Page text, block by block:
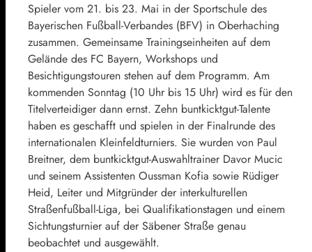
Spieler vom 21. bis 23. Mai in der Sportschule des
Bayerischen Fußball-Verbandes (BFV) in Oberhaching
zusammen. Gemeinsame Trainingseinheiten auf dem
Gelände des FC Bayern, Workshops und
Besichtigungstouren stehen auf dem Programm. Am
kommenden Sonntag (10 Uhr bis 15 Uhr) wird es für den
Titelverteidiger dann ernst. Zehn buntkicktgut-Talente
haben es geschafft und spielen in der Finalrunde des
internationalen Kleinfeldturniers. Sie wurden von Paul
Breitner, dem buntkicktgut-Auswahltrainer Davor Mucic
und seinem Assistenten Oussman Kofia sowie Rüdiger
Heid, Leiter und Mitgründer der interkulturellen
Straßenfußball-Liga, bei Qualifikationstagen und einem
Sichtungsturnier auf der Säbener Straße genau
beobachtet und ausgewählt.